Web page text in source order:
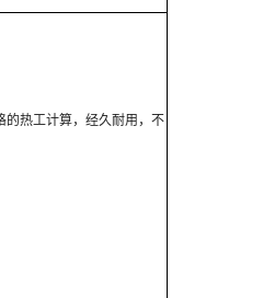
的热工计算，经久耐用，不